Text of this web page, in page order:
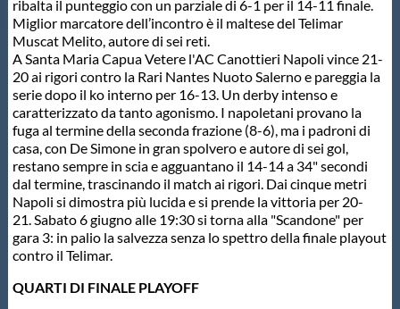
ribalta il punteggio con un parziale di 6-1 per il 14-11 finale.
Miglior marcatore dell’incontro è il maltese del Telimar
Muscat Melito, autore di sei reti.
A Santa Maria Capua Vetere l'AC Canottieri Napoli vince 21-
20 ai rigori contro la Rari Nantes Nuoto Salerno e pareggia la
serie dopo il ko interno per 16-13. Un derby intenso e
caratterizzato da tanto agonismo. I napoletani provano la
fuga al termine della seconda frazione (8-6), ma i padroni di
casa, con De Simone in gran spolvero e autore di sei gol,
restano sempre in scia e agguantano il 14-14 a 34" secondi
dal termine, trascinando il match ai rigori. Dai cinque metri
Napoli si dimostra più lucida e si prende la vittoria per 20-
21. Sabato 6 giugno alle 19:30 si torna alla "Scandone" per
gara 3: in palio la salvezza senza lo spettro della finale playout
contro il Telimar.
QUARTI DI FINALE PLAYOFF